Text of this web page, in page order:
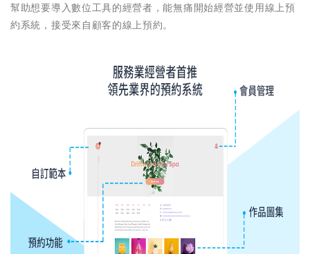
幫助想要導入數位工具的經營者，能無痛開始經營並使用線上預
約系統，接受來自顧客的線上預約。